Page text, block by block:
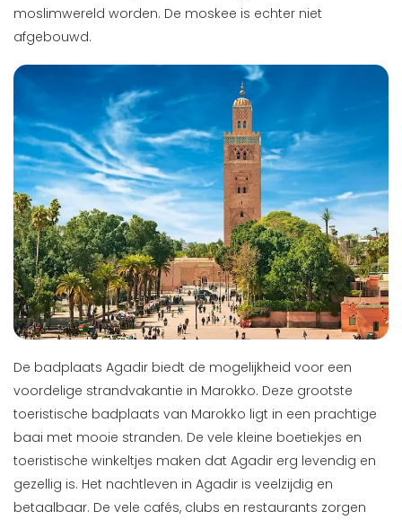
moslimwereld worden. De moskee is echter niet
afgebouwd.
De badplaats Agadir biedt de mogelijkheid voor een
voordelige strandvakantie in Marokko. Deze grootste
toeristische badplaats van Marokko ligt in een prachtige
baai met mooie stranden. De vele kleine boetiekjes en
toeristische winkeltjes maken dat Agadir erg levendig en
gezellig is. Het nachtleven in Agadir is veelzijdig en
betaalbaar. De vele cafés, clubs en restaurants zorgen